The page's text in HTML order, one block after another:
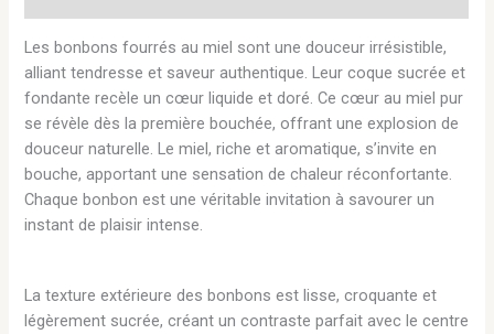
Les bonbons fourrés au miel sont une douceur irrésistible,
alliant tendresse et saveur authentique. Leur coque sucrée et
fondante recèle un cœur liquide et doré. Ce cœur au miel pur
se révèle dès la première bouchée, offrant une explosion de
douceur naturelle. Le miel, riche et aromatique, s’invite en
bouche, apportant une sensation de chaleur réconfortante.
Chaque bonbon est une véritable invitation à savourer un
instant de plaisir intense.
La texture extérieure des bonbons est lisse, croquante et
légèrement sucrée, créant un contraste parfait avec le centre